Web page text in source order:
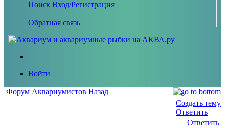
Поиск Вход/Регистрация
Обратная связь
Войти
Форум Аквариумистов Назад
Создать тему
Ответить
Ответить